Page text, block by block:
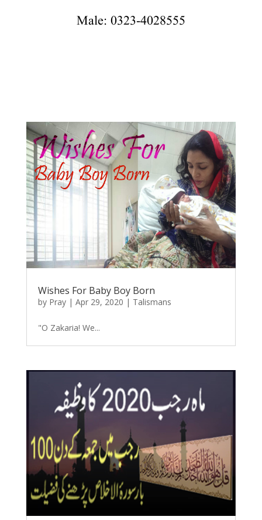
Male: 0323-4028555
Wishes For Baby Boy Born
by Pray| Apr 29, 2020 | Talismans
"O Zakaria! We...